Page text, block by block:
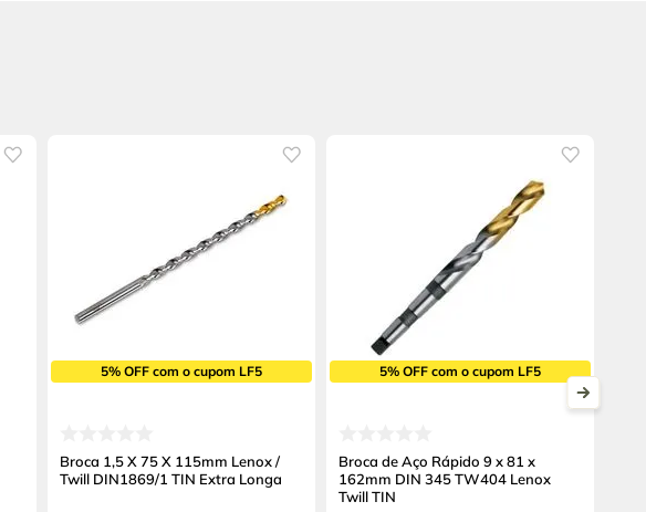
5% OFF com o cupom LF5
Broca 1,5 X 75 X 115mm Lenox /
Twill DIN1869/1 TIN Extra Longa
5% OFF com o cupom LF5
Broca de Aço Rápido 9 x 81 x
162mm DIN 345 TW404 Lenox
Twill TIN